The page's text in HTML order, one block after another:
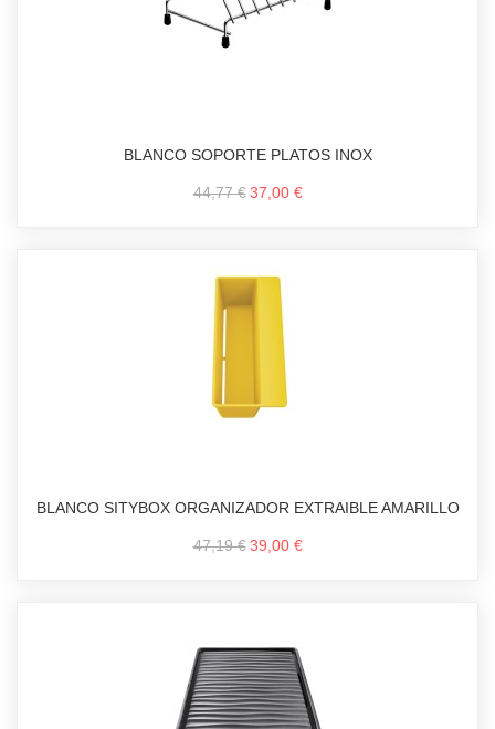
BLANCO SOPORTE PLATOS INOX
44,77 € 37,00 €
BLANCO SITYBOX ORGANIZADOR EXTRAIBLE AMARILLO
47,19 € 39,00 €